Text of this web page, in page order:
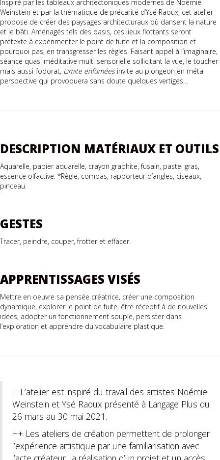
Inspiré par les tableaux architectoniques modernes de Noémie
Weinstein et par la thématique de précarité d’Ysé Raoux, cet atelier
propose de créer des paysages architecturaux où dansent la nature
et le bâti. Aménagés tels des oasis, ces lieux flottants seront
prétexte à expérimenter le point de fuite et la composition et
pourquoi pas, en transgresser les règles. Faisant appel à l’imaginaire,
séance quasi méditative multi sensorielle sollicitant la vue, le toucher
mais aussi l’odorat, Limite enfuméesinvite au plongeon en méta
perspective qui provoquera sans doute quelques vertiges…
DESCRIPTION MATÉRIAUX ET OUTILS
Aquarelle, papier aquarelle, crayon graphite, fusain, pastel gras,
essence olfactive. *Règle, compas, rapporteur d’angles, ciseaux,
pinceau.
GESTES
Tracer, peindre, couper, frotter et effacer.
APPRENTISSAGES VISÉS
Mettre en oeuvre sa pensée créatrice, créer une composition
dynamique, explorer le point de fuite, être réceptif à de nouvelles
idées, adopter un fonctionnement souple, persister dans
l’exploration et apprendre du vocabulaire plastique.
+ L’atelier est inspiré du travail des artistes Noémie
Weinstein et Ysé Raoux présenté à Langage Plus du
26 mars au 30 mai 2021.
++ Les ateliers de création permettent de prolonger
l’expérience artistique par une familiarisation avec